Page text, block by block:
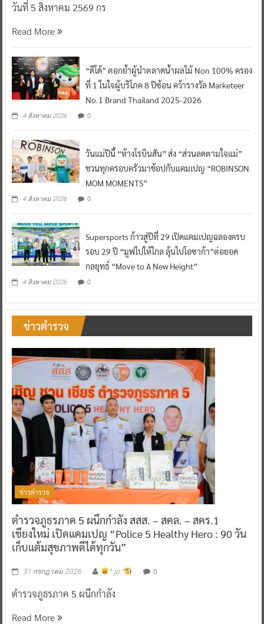
วันที่ 5 สิงหาคม 2569 กร
Read More
“ดีโด้” ตอกย้ำผู้นำตลาดน้ำผลไม้ Non 100% ครอง
ที่ 1 ในใจผู้บริโภค 8 ปีซ้อน คว้ารางวัล Marketeer
No.1 Brand Thailand 2025-2026
4 สิงหาคม 2026 0
วันแม่ปีนี้ “ห้างโรบินสัน” ส่ง “ส่วนลดตามใจแม่”
ชวนทุกครอบครัวมาช้อปกับแคมเปญ “ROBINSON
MOM MOMENTS”
4 สิงหาคม 2026 0
Supersports ก้าวสู่ปีที่ 29 เปิดแคมเปญฉลองครบ
รอบ 29 ปี “มูฟไปให้ไกล ลุ้นไปโอซาก้า”ต่อยอด
กลยุทธ์ “Move to A New Height”
4 สิงหาคม 2026 0
ข่าวตำรวจ
ข่าวตำรวจ
ตำรวจภูธรภาค 5 ผนึกกำลัง สสส. – สคล. – สคร.1
เชียงใหม่ เปิดแคมเปญ “Police 5 Healthy Hero : 90 วัน
เก็บแต้มสุขภาพดีได้ทุกวัน”
31 กรกฎาคม 2026 ^ jo ^ 0
ตำรวจภูธรภาค 5 ผนึกกำลัง
Read More